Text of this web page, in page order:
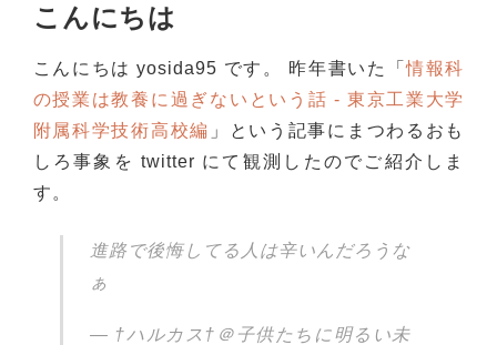
こんにちは
こんにちは yosida95 です。 昨年書いた「情報科
の授業は教養に過ぎないという話 - 東京工業大学
附属科学技術高校編 」という記事にまつわるおも
しろ事象を twitter にて観測したのでご紹介しま
す。
進路で後悔してる人は辛いんだろうな
ぁ
— †ハルカス†＠子供たちに明るい未